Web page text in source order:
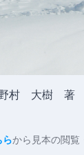
村 大樹 著
らから見本の閲覧